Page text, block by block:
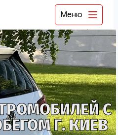
Меню
С
Г. КИЕВ